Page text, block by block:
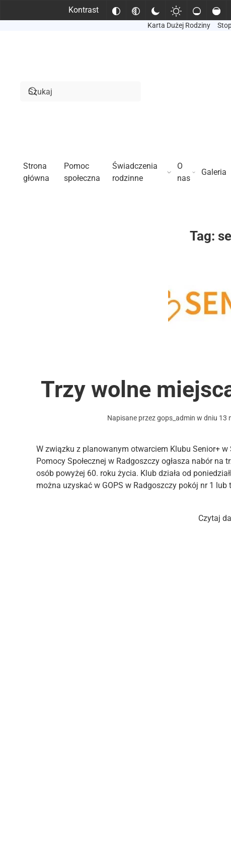
Kontrast
Karta Dużej Rodziny
Strona
główna
Pomoc
społeczna
Świadczenia
rodzinne
O
nas
Galeria
Tag:
Trzy wolne
Napisane przezgops_admin w dniu 13
W związku z planowanym otwarciem Klubu Senior+
Pomocy Społecznej w Radgoszczy ogłasza nabór
osób powyżej 60. roku życia. Klub działa od
można uzyskać w GOPS w Radgoszczy pokój nr 1
Czytaj